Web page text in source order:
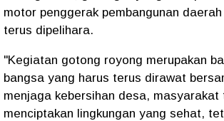
motor penggerak pembangunan
terus dipelihara.
"Kegiatan gotong royong merupakan
bangsa yang harus terus dirawat
menjaga kebersihan desa, masyarakat
menciptakan lingkungan yang sehat,